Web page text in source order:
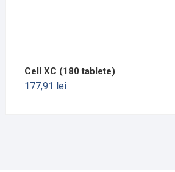
Cell XC (180 tablete)
177,91 lei